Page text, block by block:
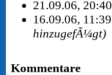
21.09.06,
16.09.06,
hinzugefÃ¼gt)
Kommentare